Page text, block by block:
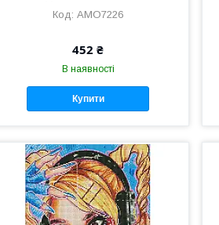
AMO7226
452 ₴
В наявності
Купити